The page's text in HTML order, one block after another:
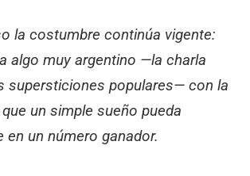
la costumbre continúa vigente:
algo muy argentino —la charla
supersticiones populares— con la
un simple sueño pueda
un número ganador.